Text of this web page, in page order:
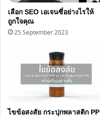
เลือก SEO เอเจนซี่อย่างไรให้
ถูกใจคุณ
25 September 2023
ไขข้อสงสัย กระปุกพลาสติก PP